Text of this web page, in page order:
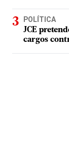
POLÍTICA
JCE
cargos